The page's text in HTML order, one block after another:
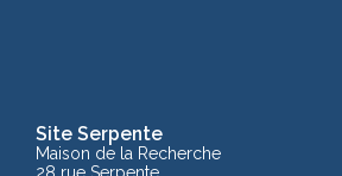
Site Serpente
Maison de la Recherche
28 rue Serpente